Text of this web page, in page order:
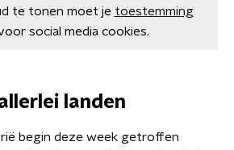
te tonen moet je toestemming
social media cookies.
landen
begin deze week getroffen